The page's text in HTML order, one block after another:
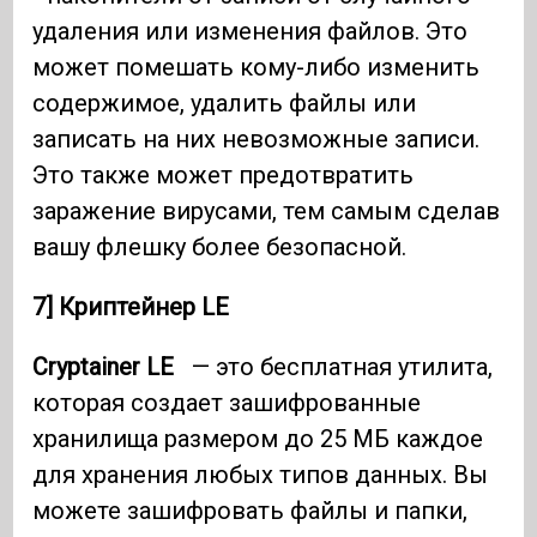
удаления или изменения файлов. Это
может помешать кому-либо изменить
содержимое, удалить файлы или
записать на них невозможные записи.
Это также может предотвратить
заражение вирусами, тем самым сделав
вашу флешку более безопасной.
7] Криптейнер LE
Cryptainer LE — это бесплатная утилита,
которая создает зашифрованные
хранилища размером до 25 МБ каждое
для хранения любых типов данных. Вы
можете зашифровать файлы и папки,